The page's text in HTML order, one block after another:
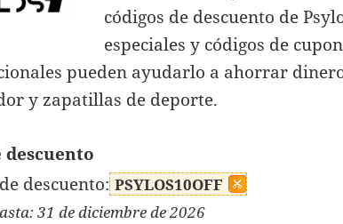
códigos de descuento de
especiales y códigos de
pueden ayudarlo a ahorrar
y zapatillas de deporte.
descuento
descuento: PSYLOS10OFF
31 de diciembre de 2026